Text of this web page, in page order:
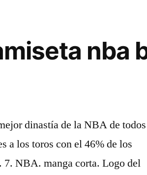
nba
dinastía de la NBA de todos
a los toros con el 46% de los
NBA. manga corta. Logo del